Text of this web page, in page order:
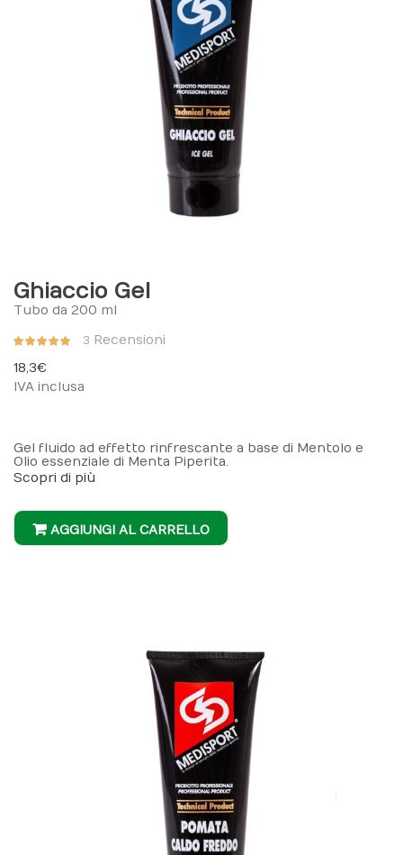
Ghiaccio Gel
Tubo da 200 ml
Valutazione:
3 Recensioni
18,3 €
IVA inclusa
Gel fluido ad effetto rinfrescante a base di Mentolo e
Olio essenziale di Menta Piperita.
Scopri di più
AGGIUNGI AL CARRELLO